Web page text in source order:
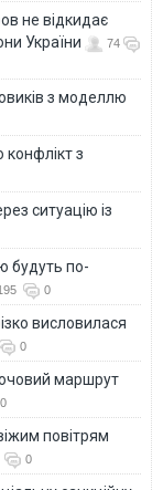
не відкидає
України
74
з моделлю
конфлікт з
ситуацію із
будуть по-
0
висловилася
0
маршрут
0
повітрям
0